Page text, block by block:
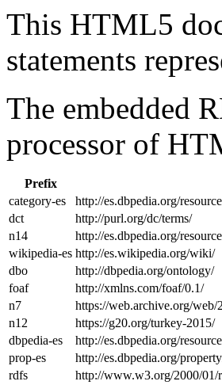
This HTML5
statements
The embedded
processor of
Prefix
category-es
http://es.dbpedia.org/
dct
http://purl.org/dc/terms/
n14
http://es.dbpedia.org/
wikipedia-es http://es.wikipedia.org/wiki/
dbo
http://dbpedia.org/ontology/
foaf
http://xmlns.com/foaf/0.1/
n7
https://web.archive.org/
n12
https://g20.org/turkey-2015/
dbpedia-es
http://es.dbpedia.org/
prop-es
http://es.dbpedia.org/
rdfs
http://www.w3.org/2000/01/